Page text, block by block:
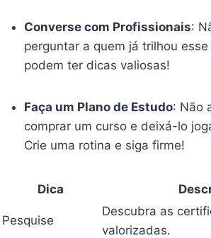
Converse com Profissionais:
perguntar a quem já trilhou esse
podem ter dicas valiosas!
Faça um Plano de Estudo: Não
comprar um curso e deixá-lo
Crie uma rotina e siga firme!
Dica
Pesquise
Descubra as
valorizadas.